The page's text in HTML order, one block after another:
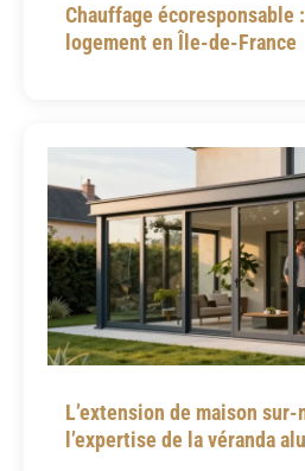
Chauffage écoresponsable
logement en Île-de-France
L’extension de maison sur-
l’expertise de la véranda